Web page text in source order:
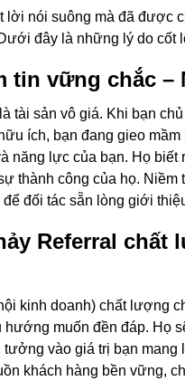
lời nói suông mà đã được
đây là những lý do cốt
tin vững chắc –
tài sản vô giá. Khi bạn
ích, bạn đang gieo
năng lực của bạn. Họ
thành công của họ.
đối tác sẵn lòng giới
Referral
kinh doanh) chất lượng
muốn đền đáp. Họ
vào giá trị bạn
khách hàng bền vững,